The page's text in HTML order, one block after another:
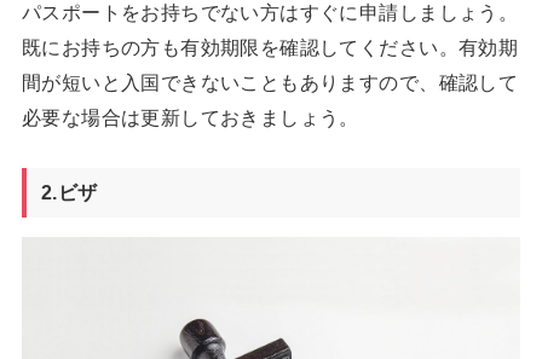
パスポートをお持ちでない方はすぐに申請しましょう。
既にお持ちの方も有効期限を確認してください。有効期
間が短いと入国できないこともありますので、確認して
必要な場合は更新しておきましょう。
2.ビザ